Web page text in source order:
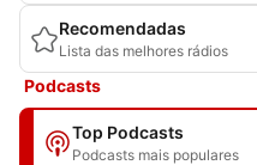
Recomendadas
Lista das melhores rádios
Podcasts
Top Podcasts
Podcasts mais populares